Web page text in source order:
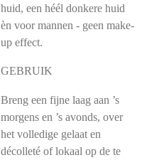
huid, een héél donkere huid
èn voor mannen - geen make-
up effect.
GEBRUIK
Breng een fijne laag aan ’s
morgens en ’s avonds, over
het volledige gelaat en
décolleté of lokaal op de te